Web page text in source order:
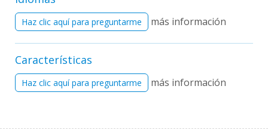
Haz clic aquí para preguntarme más información
Características
Haz clic aquí para preguntarme más información